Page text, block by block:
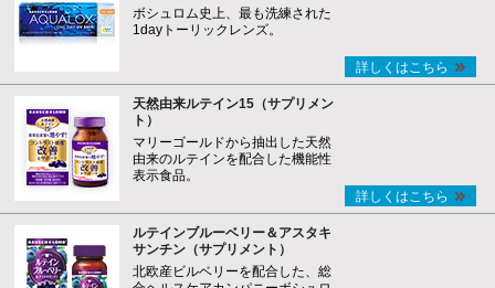
ボシュロム史上、最も洗練された
1dayトーリックレンズ。
詳しくはこちら
天然由来ルテイン15（サプリメン
ト）
マリーゴールドから抽出した天然
由来のルテインを配合した機能性
表示食品。
詳しくはこちら
ルテインブルーベリー＆アスタキ
サンチン（サプリメント）
北欧産ビルベリーを配合した、総